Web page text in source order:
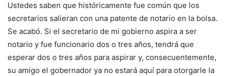
Ustedes saben que históricamente fue común que los
secretarios salieran con una patente de notario en la bolsa.
Se acabó. Si el secretario de mi gobierno aspira a ser
notario y fue funcionario dos o tres años, tendrá que
esperar dos o tres años para aspirar y, consecuentemente,
su amigo el gobernador ya no estará aquí para otorgarle la